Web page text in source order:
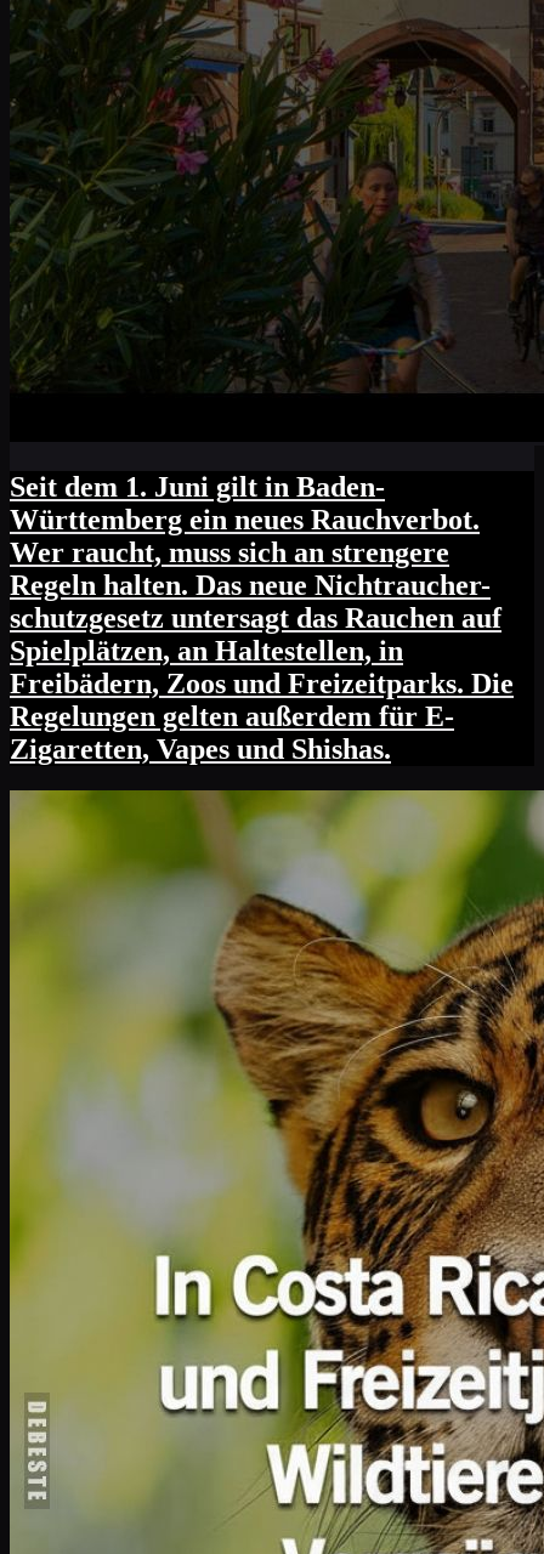
Seit dem 1. Juni gilt in Baden-
Württemberg ein neues Rauchverbot.
Wer raucht, muss sich an strengere
Regeln halten. Das neue Nichtraucher-
schutzgesetz untersagt das Rauchen auf
Spielplätzen, an Haltestellen, in
Freibädern, Zoos und Freizeitparks. Die
Regelungen gelten außerdem für E-
Zigaretten, Vapes und Shishas.